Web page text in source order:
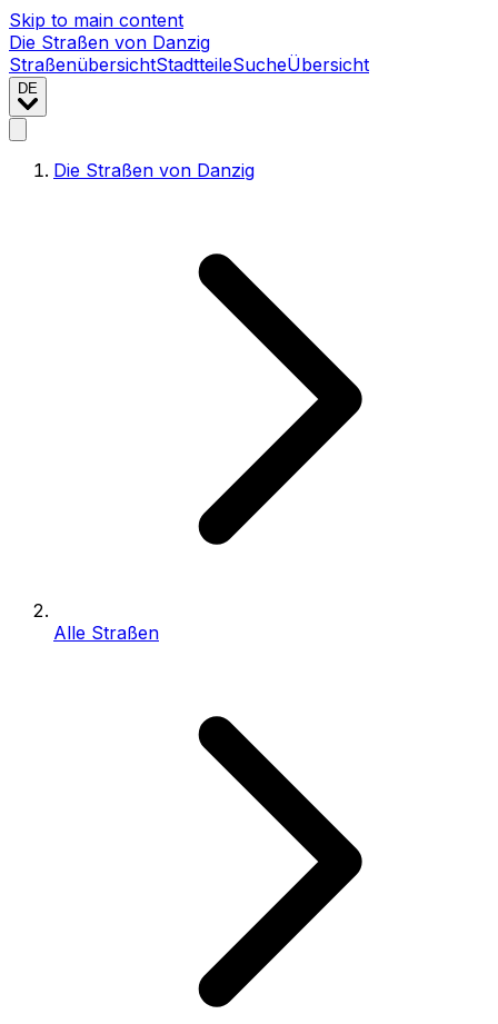
Skip to main content
Die Straßen von Danzig
StraßenübersichtStadtteileSucheÜbersicht
DE
Die Straßen von Danzig
Alle Straßen